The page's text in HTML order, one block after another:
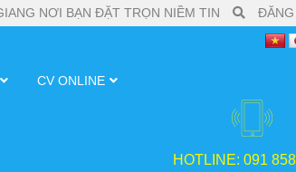
NƠI BẠN ĐẶT TRỌN NIỀM TIN ĐĂNG
CV ONLINE
HOTLINE: 091